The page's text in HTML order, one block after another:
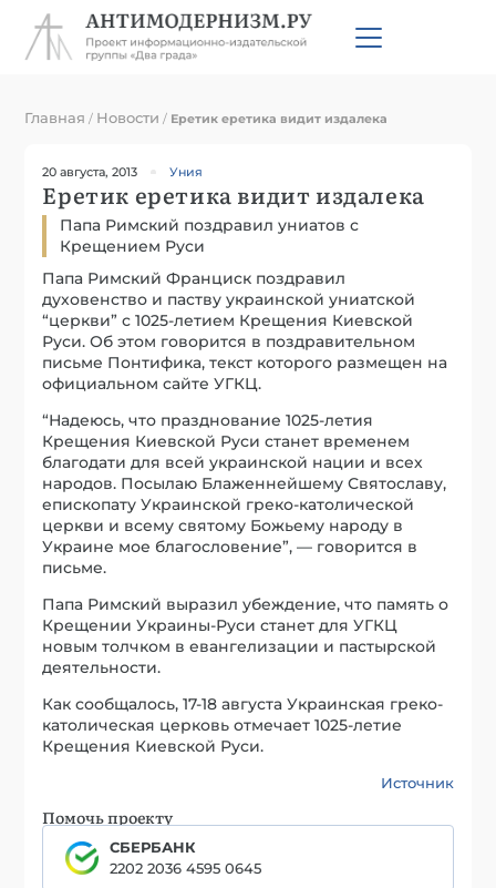
Главная / Новости / Еретик еретика видит издалека
20 августа, 2013 Уния
Еретик еретика видит издалека
Папа Римский поздравил униатов с
Крещением Руси
Папа Римский Франциск поздравил
духовенство и паству украинской униатской
“церкви” с 1025-летием Крещения Киевской
Руси. Об этом говорится в поздравительном
письме Понтифика, текст которого размещен на
официальном сайте УГКЦ.
“Надеюсь, что празднование 1025-летия
Крещения Киевской Руси станет временем
благодати для всей украинской нации и всех
народов. Посылаю Блаженнейшему Святославу,
епископату Украинской греко-католической
церкви и всему святому Божьему народу в
Украине мое благословение”, — говорится в
письме.
Папа Римский выразил убеждение, что память о
Крещении Украины-Руси станет для УГКЦ
новым толчком в евангелизации и пастырской
деятельности.
Как сообщалось, 17-18 августа Украинская греко-
католическая церковь отмечает 1025-летие
Крещения Киевской Руси.
Источник
Помочь проекту
СБЕРБАНК
2202 2036 4595 0645